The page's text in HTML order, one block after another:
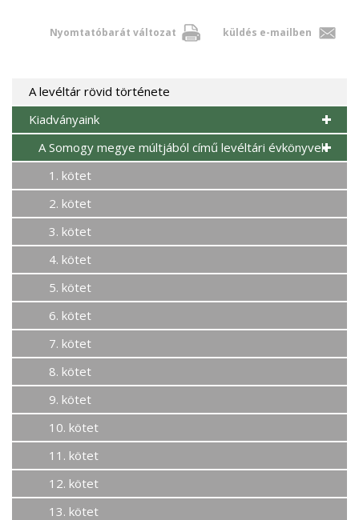
Nyomtatóbarát változat küldés e-mailben
A levéltár rövid története
Kiadványaink
A Somogy megye múltjából című levéltári évkönyvek
1. kötet
2. kötet
3. kötet
4. kötet
5. kötet
6. kötet
7. kötet
8. kötet
9. kötet
10. kötet
11. kötet
12. kötet
13. kötet